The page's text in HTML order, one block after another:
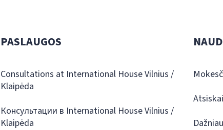
PASLAUGOS
Consultations at International House Vilnius /
Klaipėda
Консультации в International House Vilnius /
Klaipėda